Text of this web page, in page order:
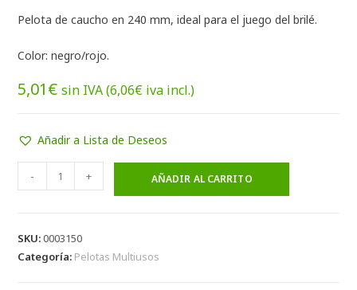
Pelota de caucho en 240 mm, ideal para el juego del brilé.
Color: negro/rojo.
5,01€ sin IVA (6,06€ iva incl.)
Añadir a Lista de Deseos
- + AÑADIR AL CARRITO
SKU:0003150
Categoría: Pelotas Multiusos